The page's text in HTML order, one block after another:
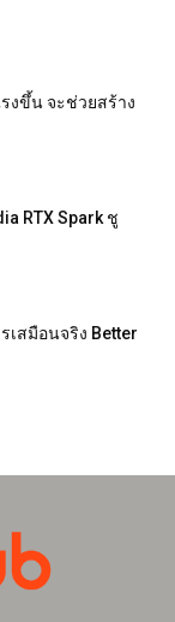
งขึ้น จะช่วยสร้าง
RTX Spark ชู
เสมือนจริง Better